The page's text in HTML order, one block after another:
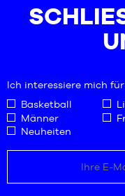
Größe
Ich interessiere mich für
Basketball
Männer
Neuheiten